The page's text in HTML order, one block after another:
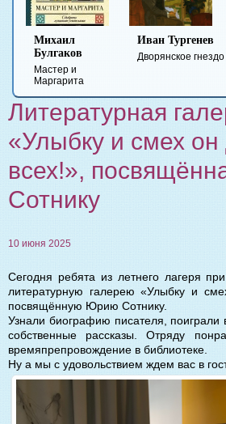
Михаил
Булгаков
Мастер и
Маргарита
Иван Тургенев
Дворянское гнездо
Литературная
«Улыбку и смех он
всех!»,
Сотнику
10 июня 2025
Сегодня ребята из летнего лагеря
литературную галерею «Улыбку и
посвящённую Юрию Сотнику.
Узнали биографию писателя, поиграли
собственные рассказы. Отряду
времяпрепровождение в библиотеке.
Ну а мы с удовольствием ждем вас в